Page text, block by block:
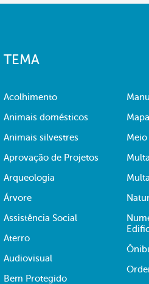
TEMA
Acolhimento
Animais domésticos
Animais silvestres
Aprovação de Projetos
Arqueologia
Árvore
Assistência Social
Aterro
Audiovisual
Bem Protegido
Mapa